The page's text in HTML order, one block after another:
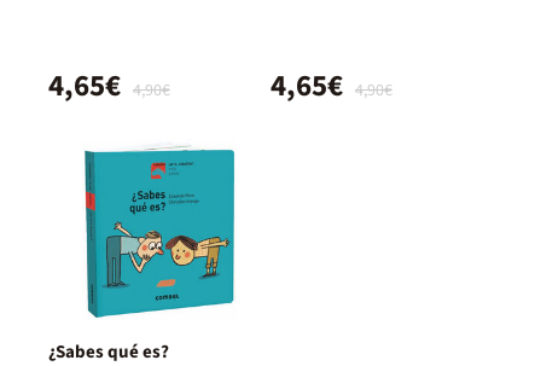
4,90€
4,65€ 4,90€
4,65€
¿Sabes qué es?